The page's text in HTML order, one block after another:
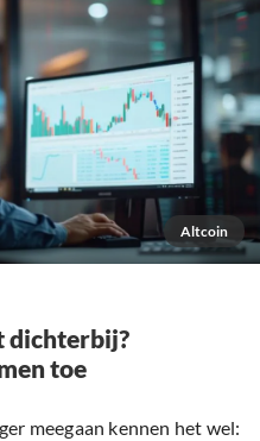
Altcoin
dichterbij?
toe
meegaan kennen het wel: